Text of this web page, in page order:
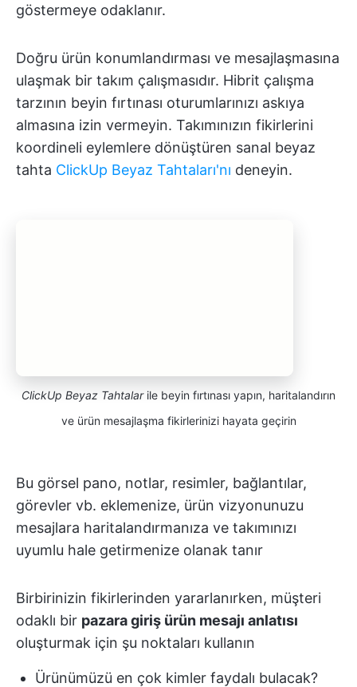
göstermeye odaklanır.
Doğru ürün konumlandırması ve mesajlaşmasına
ulaşmak bir takım çalışmasıdır. Hibrit çalışma
tarzının beyin fırtınası oturumlarınızı askıya
almasına izin vermeyin. Takımınızın fikirlerini
koordineli eylemlere dönüştüren sanal beyaz
tahta ClickUp Beyaz Tahtaları'nı deneyin.
ClickUp Beyaz Tahtalarile beyin fırtınası yapın, haritalandırın
ve ürün mesajlaşma fikirlerinizi hayata geçirin
Bu görsel pano, notlar, resimler, bağlantılar,
görevler vb. eklemenize, ürün vizyonunuzu
mesajlara haritalandırmanıza ve takımınızı
uyumlu hale getirmenize olanak tanır
Birbirinizin fikirlerinden yararlanırken, müşteri
odaklı bir pazara giriş ürün mesajı anlatısı
oluşturmak için şu noktaları kullanın
Ürünümüzü en çok kimler faydalı bulacak?